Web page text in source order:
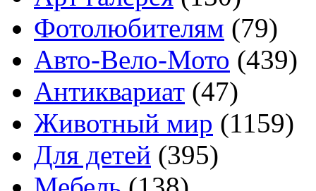
Фотолюбителям (79)
Авто-Вело-Мото (439)
Антиквариат (47)
Животный мир (1159)
Для детей (395)